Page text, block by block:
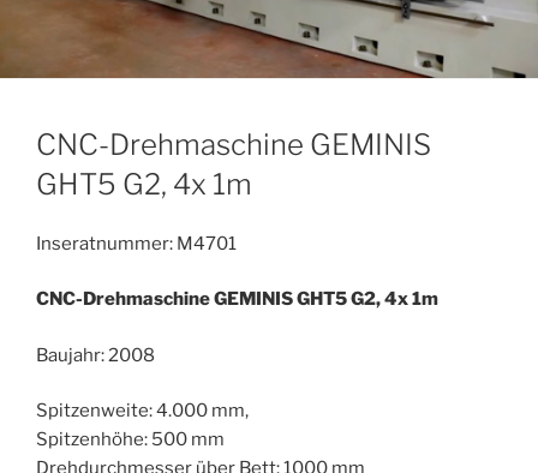
CNC-Drehmaschine GEMINIS
GHT5 G2, 4x 1m
Inseratnummer: M4701
CNC-Drehmaschine GEMINIS GHT5 G2, 4x 1m
Baujahr: 2008
Spitzenweite: 4.000 mm,
Spitzenhöhe: 500 mm
Drehdurchmesser über Bett: 1000 mm